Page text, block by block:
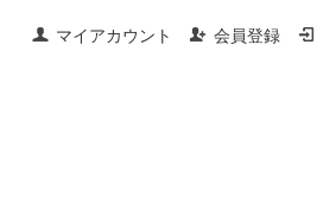
マイアカウント 会員登録